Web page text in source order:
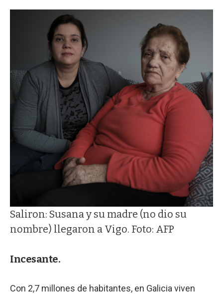
Saliron: Susana y su madre (no dio su
nombre) llegaron a Vigo. Foto: AFP
Incesante.
Con 2,7 millones de habitantes, en Galicia viven